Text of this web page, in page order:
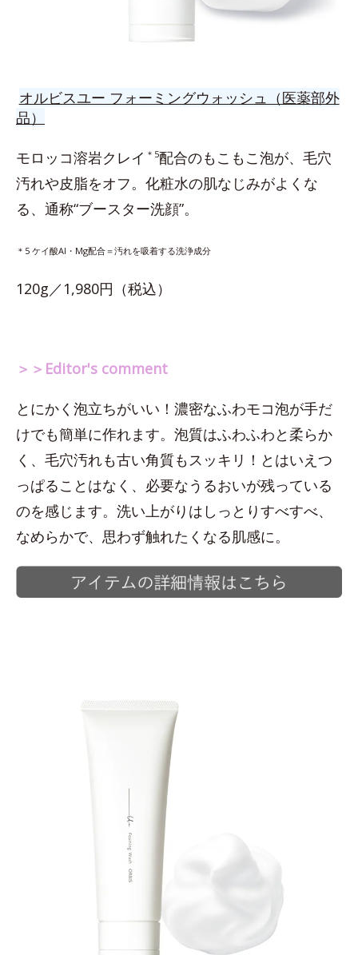
オルビスユー フォーミングウォッシュ（医薬部外
品）
モロッコ溶岩クレイ ＊5配合のもこもこ泡が、毛穴
汚れや皮脂をオフ。化粧水の肌なじみがよくな
る、通称“ブースター洗顔”。
＊5 ケイ酸Al・Mg配合＝汚れを吸着する洗浄成分
120g／1,980円（税込）
＞＞Editor's comment
とにかく泡立ちがいい！濃密なふわモコ泡が手だ
けでも簡単に作れます。泡質はふわふわと柔らか
く、毛穴汚れも古い角質もスッキリ！とはいえつ
っぱることはなく、必要なうるおいが残っている
のを感じます。洗い上がりはしっとりすべすべ、
なめらかで、思わず触れたくなる肌感に。